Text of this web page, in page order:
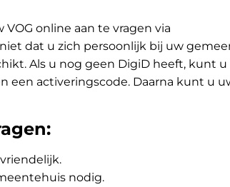
online aan te vragen via
dat u zich persoonlijk bij uw
Als u nog geen DigiD heeft, kunt u
een activeringscode. Daarna kunt u
nodig.